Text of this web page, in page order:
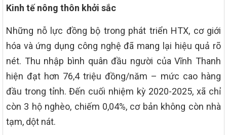
Kinh tế nông thôn khởi sắc
Những nỗ lực đồng bộ trong phát triển HTX, cơ giới
hóa và ứng dụng công nghệ đã mang lại hiệu quả rõ
nét. Thu nhập bình quân đầu người của Vĩnh Thanh
hiện đạt hơn 76,4 triệu đồng/năm – mức cao hàng
đầu trong tỉnh. Đến cuối nhiệm kỳ 2020-2025, xã chỉ
còn 3 hộ nghèo, chiếm 0,04%, cơ bản không còn nhà
tạm, dột nát.